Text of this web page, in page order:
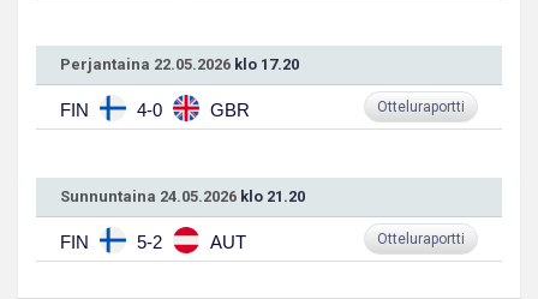
Perjantaina 22.05.2026 klo 17.20
FIN 4-0 GBR Otteluraportti
Sunnuntaina 24.05.2026 klo 21.20
FIN 5-2 AUT Otteluraportti